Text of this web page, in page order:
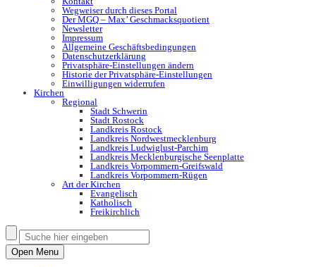
Wegweiser durch dieses Portal
Der MGQ – Max’ Geschmacksquotient
Newsletter
Impressum
Allgemeine Geschäftsbedingungen
Datenschutzerklärung
Privatsphäre-Einstellungen ändern
Historie der Privatsphäre-Einstellungen
Einwilligungen widerrufen
Kirchen
Regional
Stadt Schwerin
Stadt Rostock
Landkreis Rostock
Landkreis Nordwestmecklenburg
Landkreis Ludwiglust-Parchim
Landkreis Mecklenburgische Seenplatte
Landkreis Vorpommern-Greifswald
Landkreis Vorpommern-Rügen
Art der Kirchen
Evangelisch
Katholisch
Freikirchlich
Open Menu